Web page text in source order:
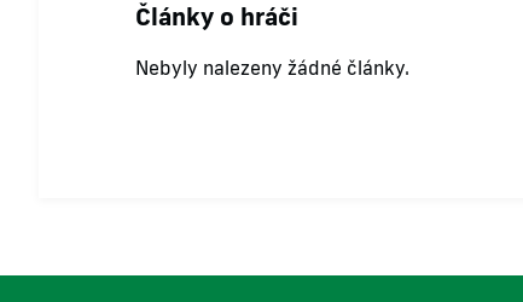
Články o hráči
Nebyly nalezeny žádné články.